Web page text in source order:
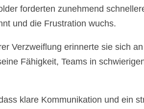
forderten zunehmend
und die Frustration wuchs.
Verzweiflung erinnerte sie sich
Fähigkeit, Teams in
klare Kommunikation und ein